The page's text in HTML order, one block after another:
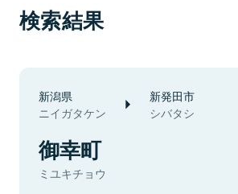
検索結果
新潟県
ニイガタケン
新発田市
シバタシ
御幸町
ミユキチョウ